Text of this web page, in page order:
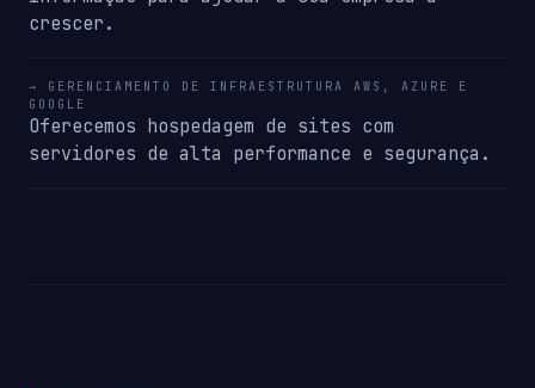
crescer.
→ GERENCIAMENTO DE INFRAESTRUTURA AWS, AZURE E
GOOGLE
Oferecemos hospedagem de sites com
servidores de alta performance e segurança.